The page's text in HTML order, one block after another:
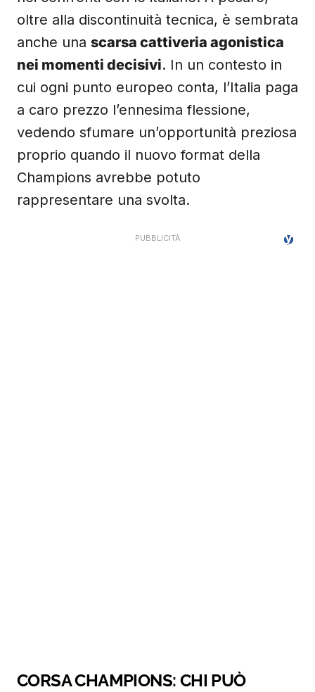
oltre alla discontinuità tecnica, è sembrata
anche una scarsa cattiveria agonistica
nei momenti decisivi. In un contesto in
cui ogni punto europeo conta, l’Italia paga
a caro prezzo l’ennesima flessione,
vedendo sfumare un’opportunità preziosa
proprio quando il nuovo format della
Champions avrebbe potuto
rappresentare una svolta.
CORSA CHAMPIONS: CHI PUÒ